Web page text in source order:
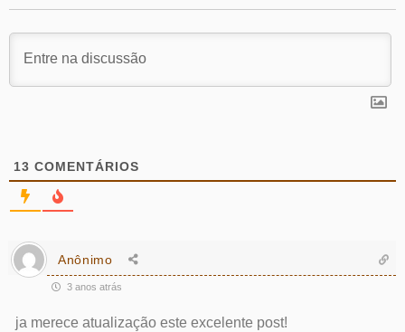
13 COMENTÁRIOS
Anônimo
3 anos atrás
ja merece atualização este excelente post!